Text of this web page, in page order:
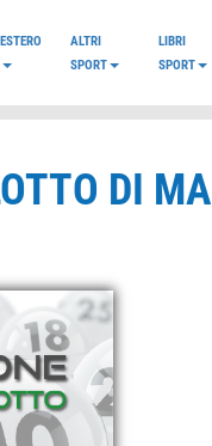
ESTERO
ALTRI
SPORT
LIBRI
SPORT
DI